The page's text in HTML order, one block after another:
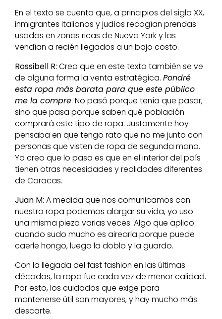
En el texto se cuenta que, a principios del siglo XX,
inmigrantes italianos y judíos recogían prendas
usadas en zonas ricas de Nueva York y las
vendían a recién llegados a un bajo costo.
Rossibell R: Creo que en este texto también se ve
de alguna forma la venta estratégica. Pondré
esta ropa más barata para que este público
me la compre. No pasó porque tenía que pasar,
sino que pasa porque saben qué población
comprará este tipo de ropa. Justamente hoy
pensaba en que tengo rato que no me junto con
personas que visten de ropa de segunda mano.
Yo creo que lo pasa es que en el interior del país
tienen otras necesidades y realidades diferentes
de Caracas.
Juan M: A medida que nos comunicamos con
nuestra ropa podemos alargar su vida, yo uso
una misma pieza varias veces. Algo que aplico
cuando sudo mucho es airearla porque puede
caerle hongo, luego la doblo y la guardo.
Con la llegada del fast fashion en las últimas
décadas, la ropa fue cada vez de menor calidad.
Por esto, los cuidados que exige para
mantenerse útil son mayores, y hay mucho más
descarte.